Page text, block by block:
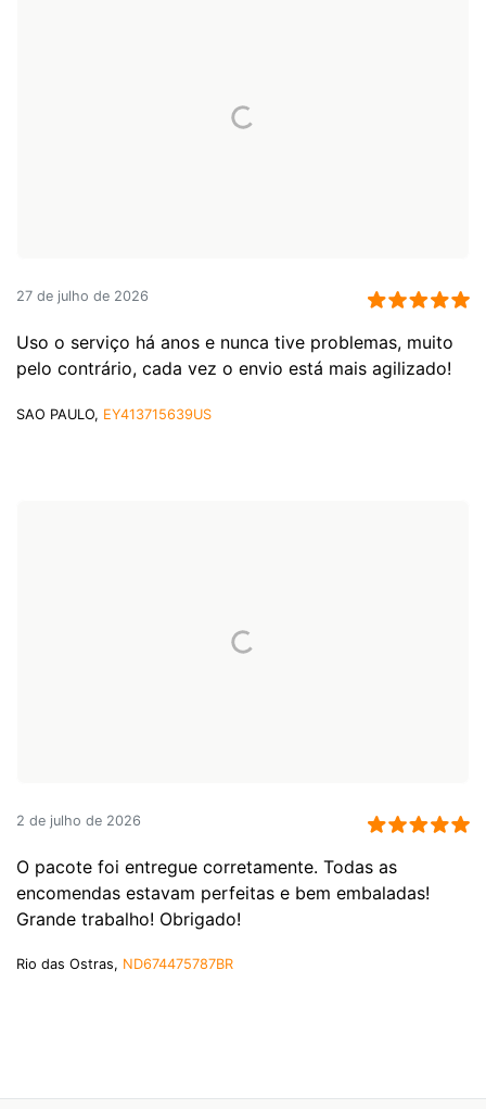
27 de julho de 2026
Uso o serviço há anos e nunca tive problemas, muito
pelo contrário, cada vez o envio está mais agilizado!
SAO PAULO, EY413715639US
2 de julho de 2026
O pacote foi entregue corretamente. Todas as
encomendas estavam perfeitas e bem embaladas!
Grande trabalho! Obrigado!
Rio das Ostras, ND674475787BR